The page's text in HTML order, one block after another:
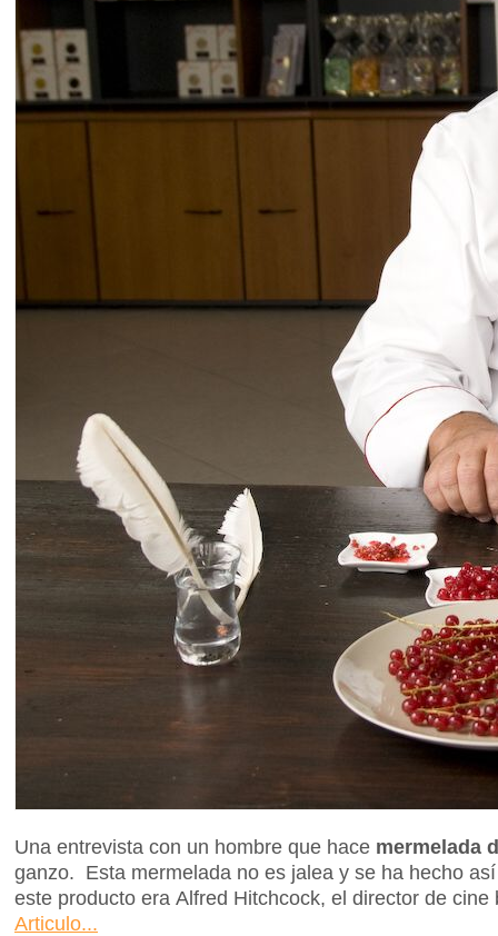
Una entrevista con un hombre que hace mermelada
ganzo. Esta mermelada no es jalea y se ha hecho
este producto era Alfred Hitchcock, el director de cine
Articulo...